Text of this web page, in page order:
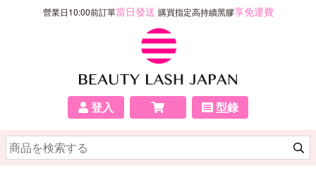
營業日10:00前訂單當日發送 購買指定高持續黑膠享免運費
登入 型錄